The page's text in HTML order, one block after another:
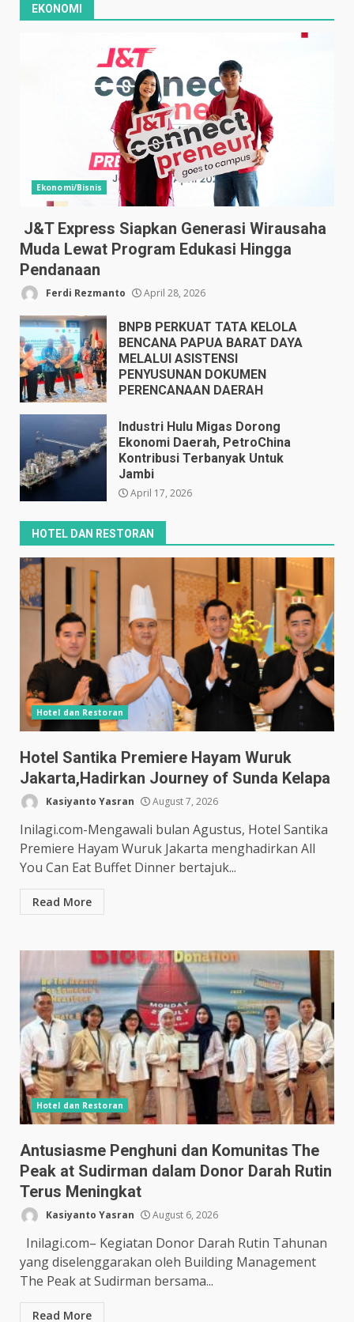
EKONOMI
Ekonomi/Bisnis
J&T Express Siapkan Generasi Wirausaha
Muda Lewat Program Edukasi Hingga
Pendanaan
Ferdi Rezmanto April 28, 2026
BNPB PERKUAT TATA KELOLA
BENCANA PAPUA BARAT DAYA
MELALUI ASISTENSI
PENYUSUNAN DOKUMEN
PERENCANAAN DAERAH
Industri Hulu Migas Dorong
Ekonomi Daerah, PetroChina
Kontribusi Terbanyak Untuk
Jambi
April 17, 2026
HOTEL DAN RESTORAN
Hotel dan Restoran
Hotel Santika Premiere Hayam Wuruk
Jakarta,Hadirkan Journey of Sunda Kelapa
Kasiyanto Yasran August 7, 2026
Inilagi.com-Mengawali bulan Agustus, Hotel Santika
Premiere Hayam Wuruk Jakarta menghadirkan All
You Can Eat Buffet Dinner bertajuk...
Read More
Hotel dan Restoran
Antusiasme Penghuni dan Komunitas The
Peak at Sudirman dalam Donor Darah Rutin
Terus Meningkat
Kasiyanto Yasran August 6, 2026
Inilagi.com– Kegiatan Donor Darah Rutin Tahunan
yang diselenggarakan oleh Building Management
The Peak at Sudirman bersama...
Read More